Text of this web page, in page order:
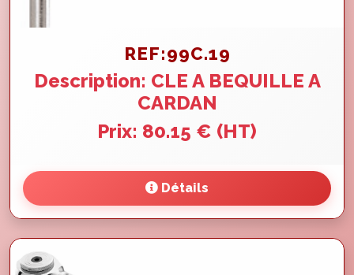
REF:99C.19
Description: CLE A BEQUILLE A
CARDAN
Prix: 80.15 € (HT)
Détails